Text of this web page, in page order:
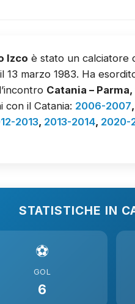
Izco è stato un calciatore
13 marzo 1983. Ha
Catania –
con il Catania: 2006-2007,
2013, 2013-2014, 2020-
STATISTICHE IN
⚽
GOL
6